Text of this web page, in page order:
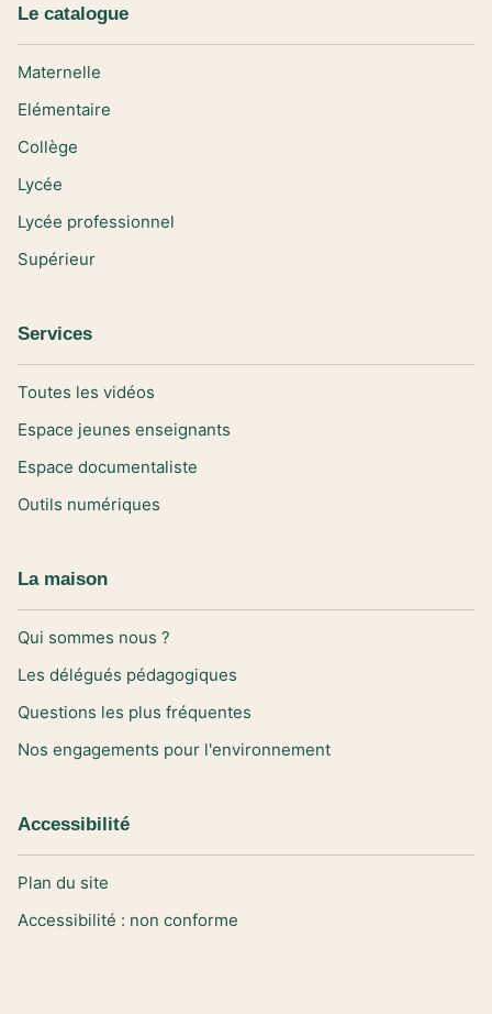
Le catalogue
Maternelle
Elémentaire
Collège
Lycée
Lycée professionnel
Supérieur
Services
Toutes les vidéos
Espace jeunes enseignants
Espace documentaliste
Outils numériques
La maison
Qui sommes nous ?
Les délégués pédagogiques
Questions les plus fréquentes
Nos engagements pour l'environnement
Accessibilité
Plan du site
Accessibilité : non conforme